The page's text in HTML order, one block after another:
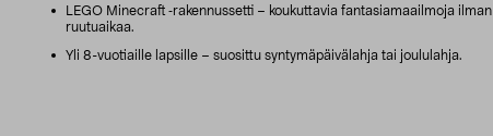
LEGO Minecraft ‑rakennussetti – koukuttavia fantasiamaailmoja ilman
ruutuaikaa.
Yli 8-vuotiaille lapsille – suosittu syntymäpäivälahja tai joululahja.